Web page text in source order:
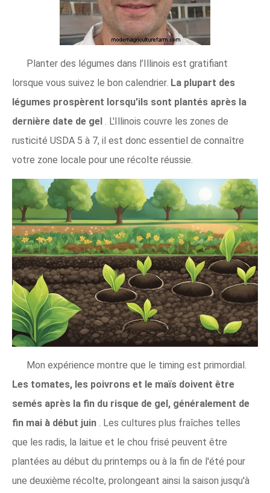
Planter des légumes dans l’Illinois est gratifiant
lorsque vous suivez le bon calendrier. La plupart des
légumes prospèrent lorsqu'ils sont plantés après la
dernière date de gel . L'Illinois couvre les zones de
rusticité USDA 5 à 7, il est donc essentiel de connaître
votre zone locale pour une récolte réussie.
Mon expérience montre que le timing est primordial.
Les tomates, les poivrons et le maïs doivent être
semés après la fin du risque de gel, généralement de
fin mai à début juin . Les cultures plus fraîches telles
que les radis, la laitue et le chou frisé peuvent être
plantées au début du printemps ou à la fin de l'été pour
une deuxième récolte, prolongeant ainsi la saison jusqu'à